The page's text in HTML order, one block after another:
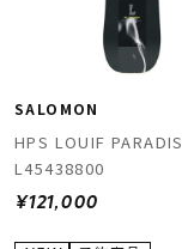
SALOMON
HPS LOUIF PARADIS
L45438800
¥121,000